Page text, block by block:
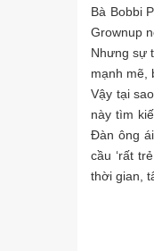
Bà Bobbi
Grownup
Nhưng sự
mạnh mẽ,
Vậy tại
này tìm
Đàn ông
cầu ‘rất
thời gian,